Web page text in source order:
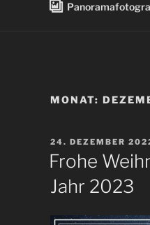
MONAT:
VERÖFFENTLICHT
AM
24. DEZEMBER
Frohe
Jahr 2023